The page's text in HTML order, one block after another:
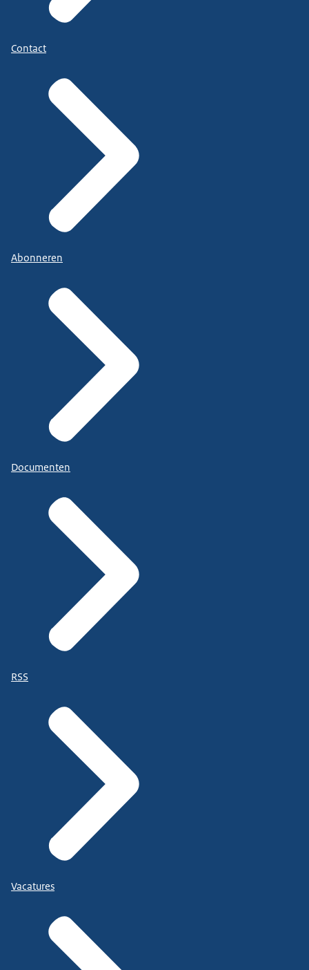
Contact
Abonneren
Documenten
RSS
Vacatures